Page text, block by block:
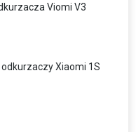
Viomi V3
Xiaomi 1S